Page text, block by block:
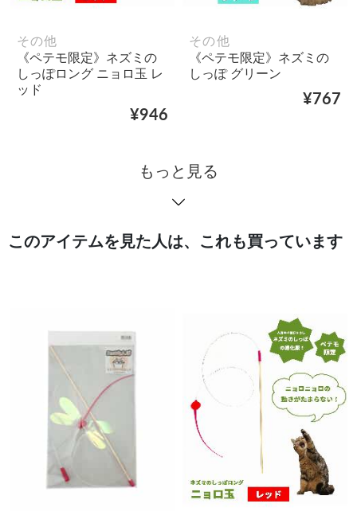
その他
《ペテモ限定》ネズミの
しっぽロング ニョロ玉 レ
ッド
¥946
その他
《ペテモ限定》ネズミの
しっぽ グリーン
¥767
もっと見る
このアイテムを見た人は、これも買っています